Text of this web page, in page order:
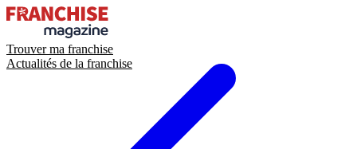
Trouver ma franchise
Actualités de la franchise